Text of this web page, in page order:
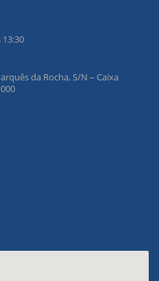
13:30
da Rocha, S/N – Caixa